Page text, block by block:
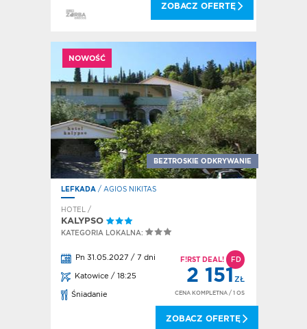
ZOBACZ OFERTĘ
NOWOŚĆ
BEZTROSKIE ODKRYWANIE
LEFKADA / AGIOS NIKITAS
HOTEL /
KALYPSO
KATEGORIA LOKALNA:
Pn 31.05.2027 / 7 dni
Katowice / 18:25
Śniadanie
F!RST DEAL! FD
2 151 ZŁ
CENA KOMPLETNA / 1 OS
ZOBACZ OFERTĘ